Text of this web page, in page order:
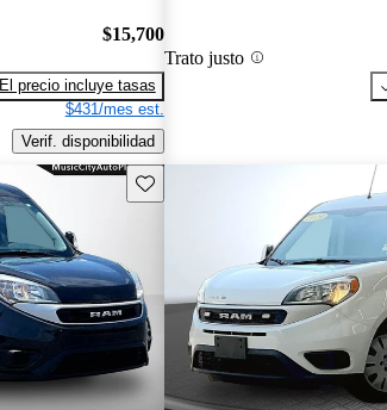
$15,700
El precio incluye tasas
$431/mes est.
Verif. disponibilidad
Trato justo
Guarda este Aviso